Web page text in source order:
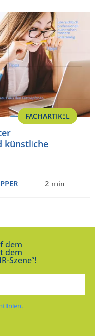
FACHARTIKEL
künstliche
2 min
dem
dem
Szene“!